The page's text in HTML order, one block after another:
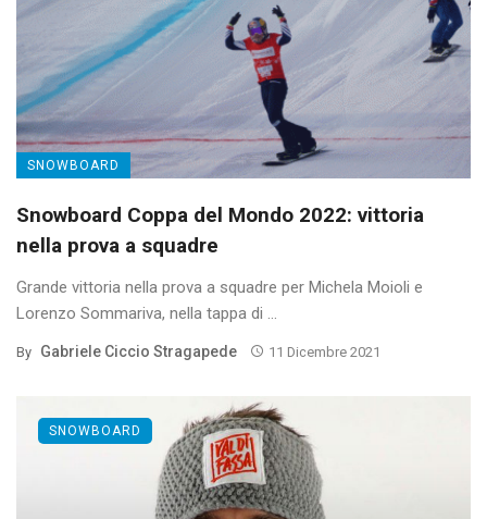
SNOWBOARD
Snowboard Coppa del Mondo 2022: vittoria
nella prova a squadre
Grande vittoria nella prova a squadre per Michela Moioli e
Lorenzo Sommariva, nella tappa di ...
By Gabriele Ciccio Stragapede 11 Dicembre 2021
SNOWBOARD